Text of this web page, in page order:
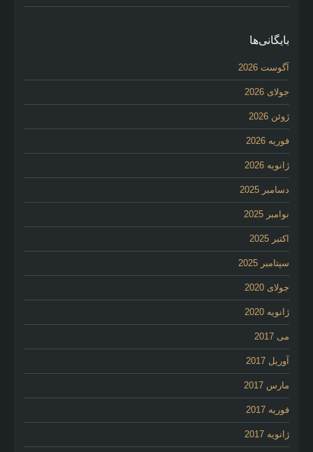
بایگانی‌ها
آگوست 2026
جولای 2026
ژوئن 2026
فوریه 2026
ژانویه 2026
دسامبر 2025
نوامبر 2025
اکتبر 2025
سپتامبر 2025
جولای 2020
ژانویه 2020
می 2017
آوریل 2017
مارس 2017
فوریه 2017
ژانویه 2017